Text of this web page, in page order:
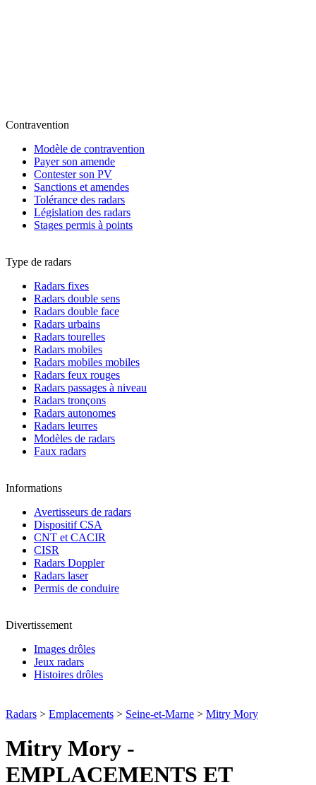
Contravention
Modèle de contravention
Payer son amende
Contester son PV
Sanctions et amendes
Tolérance des radars
Législation des radars
Stages permis à points
Type de radars
Radars fixes
Radars double sens
Radars double face
Radars urbains
Radars tourelles
Radars mobiles
Radars mobiles mobiles
Radars feux rouges
Radars passages à niveau
Radars tronçons
Radars autonomes
Radars leurres
Modèles de radars
Faux radars
Informations
Avertisseurs de radars
Dispositif CSA
CNT et CACIR
CISR
Radars Doppler
Radars laser
Permis de conduire
Divertissement
Images drôles
Jeux radars
Histoires drôles
Radars > Emplacements > Seine-et-Marne > Mitry Mory
Mitry Mory -
EMPLACEMENTS ET